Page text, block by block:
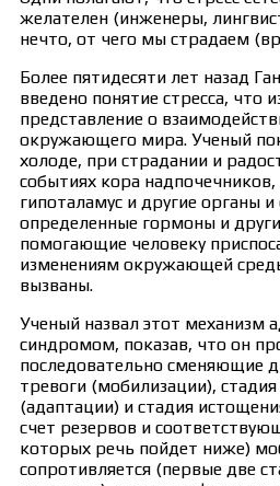
желателен (инженеры,
нечто, от чего мы страдаем
Более пятидесяти лет назад
введено понятие стресса, что
представление о
окружающего мира. Ученый
холоде, при страдании и
событиях кора
гипоталамус и другие органы
определенные гормоны и
помогающие человеку
изменениям окружающей
вызваны.
Ученый назвал этот механизм
синдромом, показав, что он
последовательно сменяющие
тревоги (мобилизации),
(адаптации) и стадия
счет резервов и
которых речь пойдет ниже)
сопротивляется (первые две